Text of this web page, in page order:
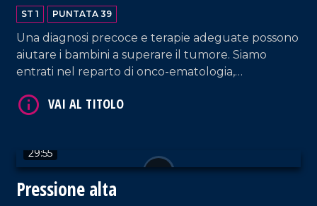
ST 1 PUNTATA 39
Una diagnosi precoce e terapie adeguate possono
aiutare i bambini a superare il tumore. Siamo
entrati nel reparto di onco-ematologia,
Pugliese-Ciaccio di Catanzaro. In studio a LaC
29:55
Pressione alta
VAI AL TITOLO
VAI AL TITOLO